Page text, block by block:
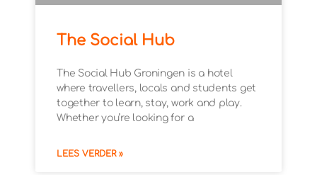
The Social Hub
The Social Hub Groningen is a hotel
where travellers, locals and students get
together to learn, stay, work and play.
Whether you’re looking for a
LEES VERDER »